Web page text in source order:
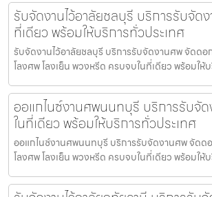
รับจัดงานไว้อาลัยชลบุรี บริการรับจัด
ที่เดียว พร้อมให้บริการทั่วประเทศ
รับจัดงานไว้อาลัยชลบุรี บริการรับจัดงานศพ จัดดอ
โลงศพ โลงเย็น พวงหรีด ครบจบในที่เดียว พร้อมให้
ออแกไนซ์งานศพนนทบุรี บริการรับจั
ในที่เดียว พร้อมให้บริการทั่วประเทศ
ออแกไนซ์งานศพนนทบุรี บริการรับจัดงานศพ จัดด
โลงศพ โลงเย็น พวงหรีด ครบจบในที่เดียว พร้อมให้